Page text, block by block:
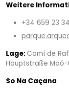
Weitere
+34 659 23
Lage: Camí de
Hauptstraße
So Na Caçana